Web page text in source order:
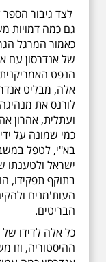
לצד גיבור
גם כמה דמויות
כאמור המרגל
של אנדרסון עם
הנפט האמריקנית
אלה, מבליט
לורנס את
ועתלית, אהרון
כמי שמונה על
בא"י, לטפל
ישראל ולטענתו
בתוקף תפקידו,
העות'מנים
הבריטים.
כל אלה לדידו
ההיסטוריה, וזו